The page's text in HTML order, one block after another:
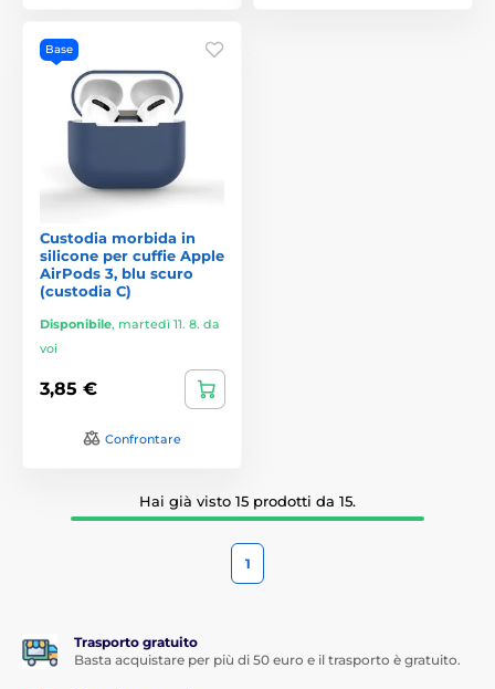
Base
Custodia morbida in
silicone per cuffie Apple
AirPods 3, blu scuro
(custodia C)
Disponibile, martedì 11. 8. da
voi
3,85 €
Confrontare
Hai già visto 15 prodotti da 15.
1
Trasporto gratuito
Basta acquistare per più di 50 euro e il trasporto è gratuito.